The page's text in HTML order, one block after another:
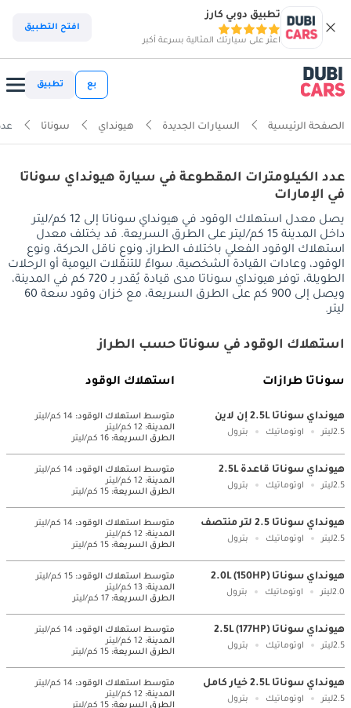
تطبيق دوبي كارز
اعثر على سيارتك المثالية بسرعة أكبر
افتح التطبيق
بع تطبيق
الصفحة الرئيسية السيارات الجديدة هيونداي سوناتا
عدد الكيلومترات المقطوعة في سيارة هيونداي سوناتا
في الإمارات
يصل معدل استهلاك الوقود في هيونداي سوناتا إلى 12 كم/ليتر
داخل المدينة 15 كم/ليتر على الطرق السريعة. قد يختلف معدل
استهلاك الوقود الفعلي باختلاف الطراز، ونوع ناقل الحركة، ونوع
الوقود، وعادات القيادة الشخصية. سواءً للتنقلات اليومية أو الرحلات
الطويلة، توفر هيونداي سوناتا مدى قيادة يُقدر بـ 720 كم في المدينة،
ويصل إلى 900 كم على الطرق السريعة، مع خزان وقود سعة 60
ليتر.
استهلاك الوقود في سوناتا حسب الطراز
سوناتا طرازات استهلاك الوقود
هيونداي سوناتا 2.5L إن لاين
2.5ليتر اوتوماتيك بترول
متوسط ​​استهلاك الوقود: 14 كم/ليتر
المدينة: 12 كم/ليتر
الطرق السريعة: 16 كم/ليتر
هيونداي سوناتا قاعدة 2.5L
2.5ليتر اوتوماتيك بترول
متوسط ​​استهلاك الوقود: 14 كم/ليتر
المدينة: 12 كم/ليتر
الطرق السريعة: 15 كم/ليتر
هيونداي سوناتا 2.5 لتر منتصف
2.5ليتر اوتوماتيك بترول
متوسط ​​استهلاك الوقود: 14 كم/ليتر
المدينة: 12 كم/ليتر
الطرق السريعة: 15 كم/ليتر
هيونداي سوناتا 2.0L (150HP)
2.0ليتر اوتوماتيك بترول
متوسط ​​استهلاك الوقود: 15 كم/ليتر
المدينة: 13 كم/ليتر
الطرق السريعة: 17 كم/ليتر
هيونداي سوناتا 2.5L (177HP)
2.5ليتر اوتوماتيك بترول
متوسط ​​استهلاك الوقود: 14 كم/ليتر
المدينة: 12 كم/ليتر
الطرق السريعة: 15 كم/ليتر
هيونداي سوناتا 2.5L خيار كامل
2.5ليتر اوتوماتيك بترول
متوسط ​​استهلاك الوقود: 14 كم/ليتر
المدينة: 12 كم/ليتر
الطرق السريعة: 15 كم/ليتر